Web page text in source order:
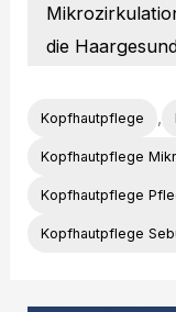
die
Kopfhautpflege ,
Kopfhautpflege
Kopfhautpflege
Kopfhautpflege